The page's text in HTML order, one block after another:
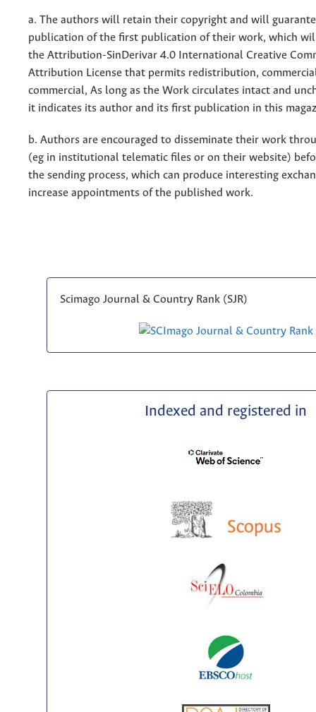
a. The authors will retain their copyright and will
publication of the first publication of their work, which
the Attribution-SinDerivar 4.0 International Creative
Attribution License that permits redistribution,
commercial, As long as the Work circulates intact and
it indicates its author and its first publication in this
b. Authors are encouraged to disseminate their work
(eg in institutional telematic files or on their website)
the sending process, which can produce interesting
increase appointments of the published work.
Scimago Journal & Country Rank (SJR)
Indexed and registered in